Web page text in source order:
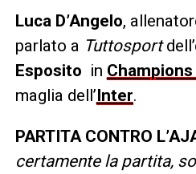
Luca D’Angelo,
parlato a Tuttosport
Esposito in
maglia dell’Inter.
PARTITA CONTRO
certamente la partita,